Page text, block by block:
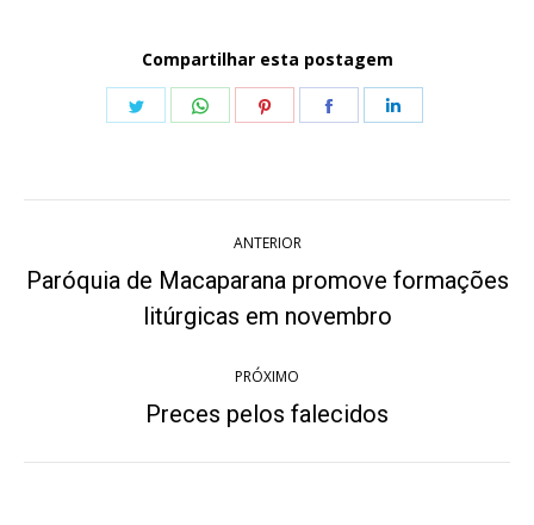
Compartilhar esta postagem
Share
Share
Share
Share
de
ANTERIOR
Post
anterior:
Paróquia de Macaparana promove formações
litúrgicas em novembro
PRÓXIMO
Próximo
Preces pelos falecidos